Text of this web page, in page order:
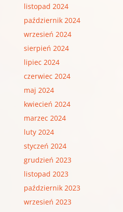
listopad 2024
październik 2024
wrzesień 2024
sierpień 2024
lipiec 2024
czerwiec 2024
maj 2024
kwiecień 2024
marzec 2024
luty 2024
styczeń 2024
grudzień 2023
listopad 2023
październik 2023
wrzesień 2023